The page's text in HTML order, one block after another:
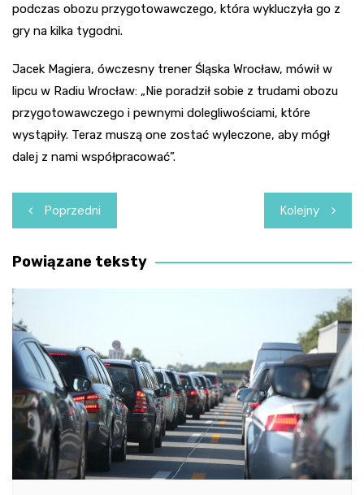
podczas obozu przygotowawczego, która wykluczyła go z
gry na kilka tygodni.
Jacek Magiera, ówczesny trener Śląska Wrocław, mówił w
lipcu w Radiu Wrocław: „Nie poradził sobie z trudami obozu
przygotowawczego i pewnymi dolegliwościami, które
wystąpiły. Teraz muszą one zostać wyleczone, aby mógł
dalej z nami współpracować”.
Nawigacja
wpisu
Poprzedni Kolejny
Powiązane teksty